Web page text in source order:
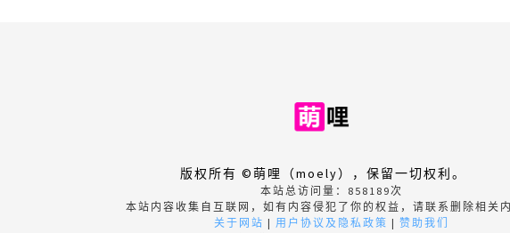
版权所有 ©萌哩（moely），保留一切权利。
本站总访问量： 858189次
本站内容收集自互联网，如有内容侵犯了你的权益，请联系删除相关内
关于网站 | 用户协议及隐私政策 | 赞助我们